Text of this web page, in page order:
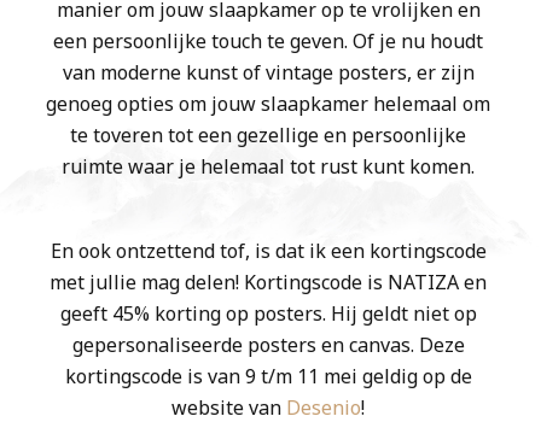
manier om jouw slaapkamer op te vrolijken en
een persoonlijke touch te geven. Of je nu houdt
van moderne kunst of vintage posters, er zijn
genoeg opties om jouw slaapkamer helemaal om
te toveren tot een gezellige en persoonlijke
ruimte waar je helemaal tot rust kunt komen.
En ook ontzettend tof, is dat ik een kortingscode
met jullie mag delen! Kortingscode is NATIZA en
geeft 45% korting op posters. Hij geldt niet op
gepersonaliseerde posters en canvas. Deze
kortingscode is van 9 t/m 11 mei geldig op de
website van Desenio!